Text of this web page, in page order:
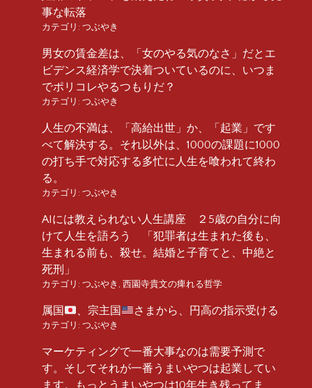
事な転落
カテゴリ: つぶやき
男女の賃金差は、「女のやる気のなさ」だとエ
ビデンス経済学で決着ついているのに、いつま
でポリコレやるつもりだ？
カテゴリ: つぶやき
人生の不満は、「高給出世」か、「起業」です
べて解決する。それ以外は、1000の課題に1000
の打ち手で対応する多忙に人生を喰われて終わ
る。
カテゴリ: つぶやき
AIには教えられない人生講座 ２5歳の自分に向
けて人生を語ろう 「犯罪者は生まれた後も、
生まれる前も、殺せ。結婚と子育てと、中絶と
死刑」
カテゴリ: つぶやき , 西園寺貴文の痺れる哲学
属国 、宗主国 さまから、円高の指示受ける
カテゴリ: つぶやき
マーケティングで一番大事なのは需要予測で
す。そしてそれが一番うまいやつは起業してい
ます。もっとうまいやつは10年生き残ってま